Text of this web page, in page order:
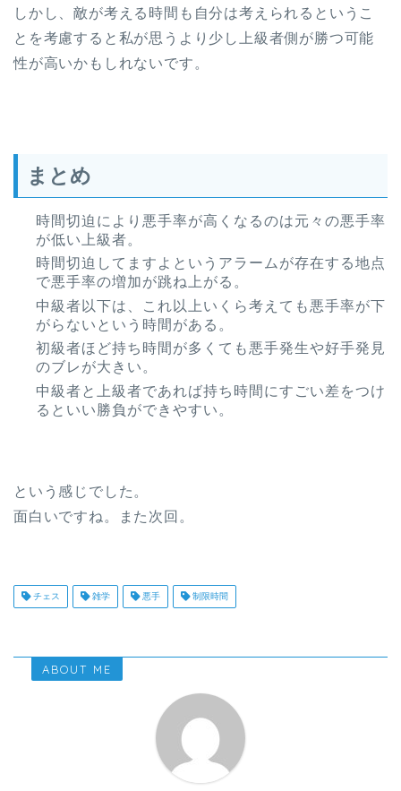
しかし、敵が考える時間も自分は考えられるというこ
とを考慮すると私が思うより少し上級者側が勝つ可能
性が高いかもしれないです。
まとめ
時間切迫により悪手率が高くなるのは元々の悪手率
が低い上級者。
時間切迫してますよというアラームが存在する地点
で悪手率の増加が跳ね上がる。
中級者以下は、これ以上いくら考えても悪手率が下
がらないという時間がある。
初級者ほど持ち時間が多くても悪手発生や好手発見
のブレが大きい。
中級者と上級者であれば持ち時間にすごい差をつけ
るといい勝負ができやすい。
という感じでした。
面白いですね。また次回。
チェス 雑学 悪手 制限時間
ABOUT ME